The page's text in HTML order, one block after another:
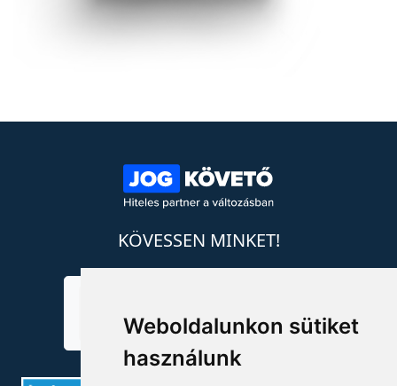
Weboldalunkon sütiket
használunk
KÖVESSEN MINKET!